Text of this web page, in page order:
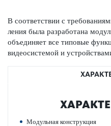
В соотв­е­тствии с
ления была раз­р­а­ботана
объединяет все типовые
видеосис­темой и
Модульная конструкция